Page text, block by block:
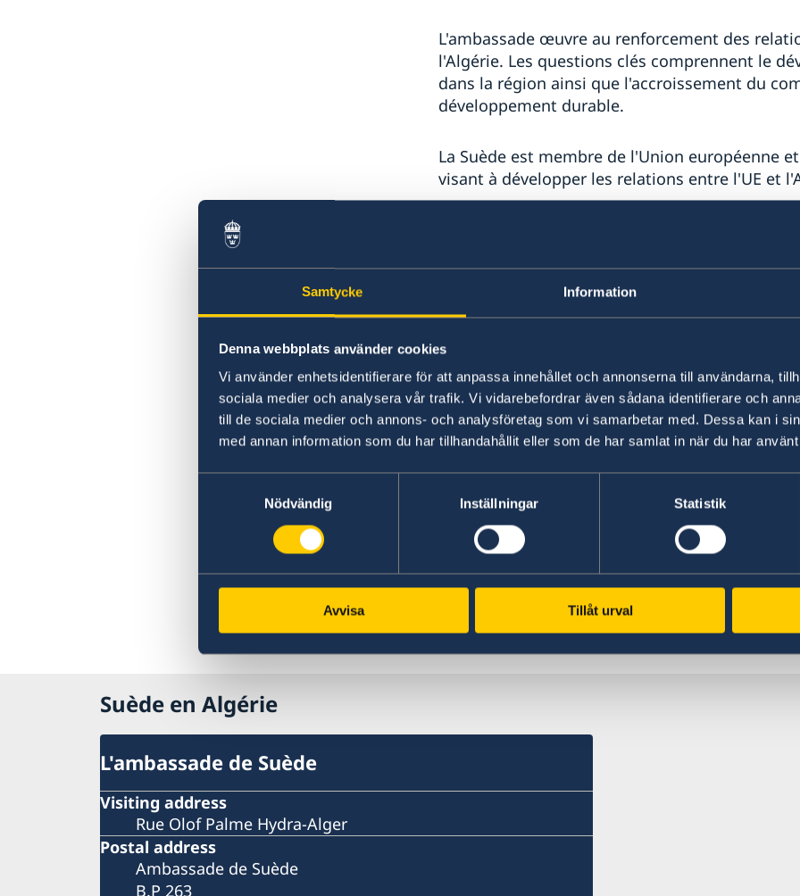
Samtycke Information
Denna webbplats använder cookies
Vi använder enhetsidentifierare för att anpassa innehållet och annonserna till användarna,
sociala medier och analysera vår trafik. Vi vidarebefordrar även sådana identifierare och
till de sociala medier och annons- och analysföretag som vi samarbetar med. Dessa kan i
med annan information som du har tillhandahållit eller som de har samlat in när du har
Nödvändig
Inställningar Statistik
Avvisa Tillåt urval
L'ambassade œuvre au renforcement des
l'Algérie. Les questions clés comprennent le
dans la région ainsi que l'accroissement du
développement durable.
La Suède est membre de l'Union européenne
visant à développer les relations entre l'UE et
Le service consulaire de l'Ambassade
suédois en Algérie et joue un rôle dans
La diplomatie publique favorisant la
compréhension entre la Suède et l'Algérie fait
L'ambassade est située à rue Olof Palme, du
à Hydra, Alger. L'Ambassade de Suède se
l'Ambassade de Pologne.
Dans le domaine du commerce, l’ambassade
organisme de promotion des exportations et
régional à Casablanca (Maroc). On compte
présentes ou représentées, en Algérie. Parmi
Zeneca, Atlas Copco, Elekta, Ericsson, SKF,
Trucks.
Dernière mise à jour 20 août 2025, 10.59
Suède en Algérie
L'ambassade de Suède
Visiting address
Rue Olof Palme Hydra-Alger
Postal address
Ambassade de Suède
B.P 263